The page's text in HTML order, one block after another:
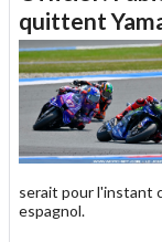
un
ami
quittent
serait pour l'instant
espagnol.